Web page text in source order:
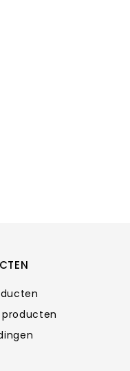
producten